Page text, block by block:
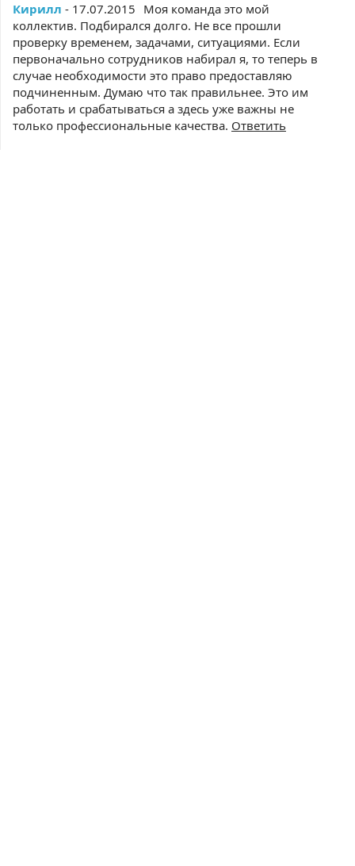
Кирилл - 17.07.2015 Моя команда это мой
коллектив. Подбирался долго. Не все прошли
проверку временем, задачами, ситуациями. Если
первоначально сотрудников набирал я, то теперь в
случае необходимости это право предоставляю
подчиненным. Думаю что так правильнее. Это им
работать и срабатываться а здесь уже важны не
только профессиональные качества. Ответить